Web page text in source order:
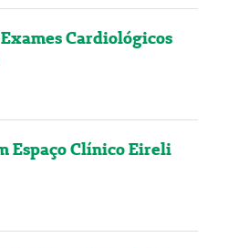
Cardiológicos
Espaço Clínico Eireli